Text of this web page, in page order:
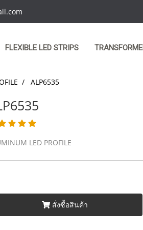
FLEXIBLE LED STRIPS
ALP6535
LED PROFILE
สั่งซื้อสินค้า